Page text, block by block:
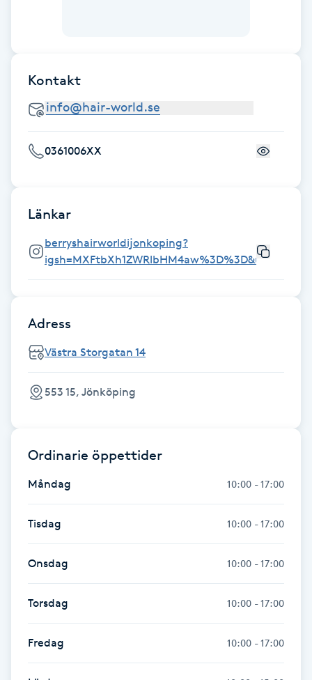
Nagelförstärkning
Nagelsvamp
Nagelvård
Naglar borttagning
Naglar reparation
Naprapati
Olaplex
Olaplexbehandling
Ombre
Kontakt
0361006XX
Länkar
berryshairworldijonkoping?
Adress
Västra Storgatan 14
553 15, Jönköping
Ordinarie öppettider
Måndag 10:00 - 17:00
Tisdag 10:00 - 17:00
Onsdag 10:00 - 17:00
Torsdag 10:00 - 17:00
Fredag 10:00 - 17:00